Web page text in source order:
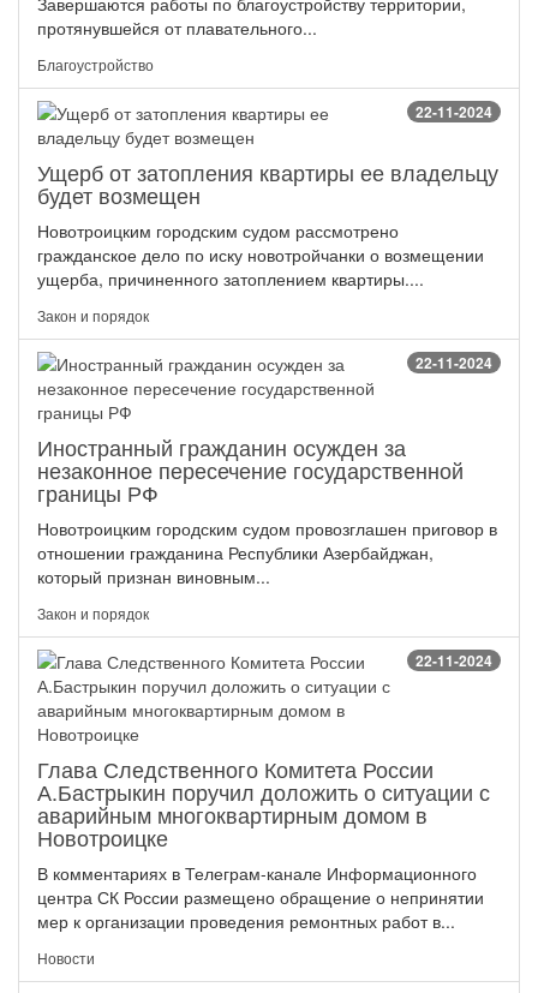
протянувшейся от плавательного...
Благоустройство
22-11-2024
Ущерб от затопления квартиры ее владельцу
будет возмещен
Новотроицким городским судом рассмотрено
гражданское дело по иску новотройчанки о возмещении
ущерба, причиненного затоплением квартиры....
Закон и порядок
22-11-2024
Иностранный гражданин осужден за
незаконное пересечение государственной
границы РФ
Новотроицким городским судом провозглашен приговор в
отношении гражданина Республики Азербайджан,
который признан виновным...
Закон и порядок
22-11-2024
Глава Следственного Комитета России
А.Бастрыкин поручил доложить о ситуации с
аварийным многоквартирным домом в
Новотроицке
В комментариях в Телеграм-канале Информационного
центра СК России размещено обращение о непринятии
мер к организации проведения ремонтных работ в...
Новости